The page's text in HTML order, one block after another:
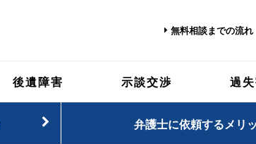
無料相談までの流れ
後遺障害 示談交渉 過
弁護士に依頼するメリ